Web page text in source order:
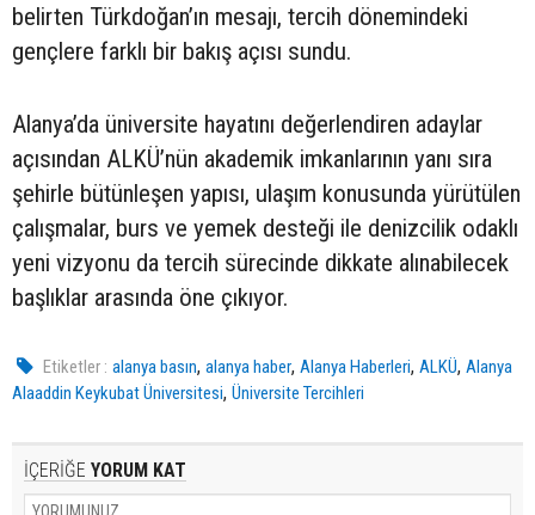
belirten Türkdoğan’ın mesajı, tercih dönemindeki
gençlere farklı bir bakış açısı sundu.
Alanya’da üniversite hayatını değerlendiren adaylar
açısından ALKÜ’nün akademik imkanlarının yanı sıra
şehirle bütünleşen yapısı, ulaşım konusunda yürütülen
çalışmalar, burs ve yemek desteği ile denizcilik odaklı
yeni vizyonu da tercih sürecinde dikkate alınabilecek
başlıklar arasında öne çıkıyor.
Etiketler : alanya basın,alanya haber,Alanya Haberleri,ALKÜ,Alanya
Alaaddin Keykubat Üniversitesi, Üniversite Tercihleri
İÇERİĞE YORUM KAT